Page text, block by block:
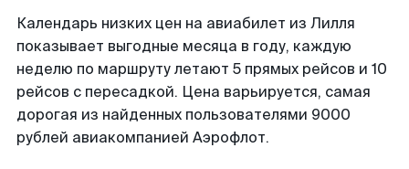
Календарь низких цен на авиабилет из Лилля
показывает выгодные месяца в году, каждую
неделю по маршруту летают 5 прямых рейсов и 10
рейсов с пересадкой. Цена варьируется, самая
дорогая из найденных пользователями 9000
рублей авиакомпанией Аэрофлот.